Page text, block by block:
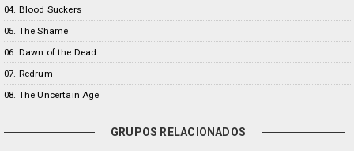
04. Blood Suckers
05. The Shame
06. Dawn of the Dead
07. Redrum
08. The Uncertain Age
GRUPOS RELACIONADOS